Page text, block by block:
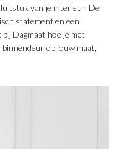
van je interieur. De
statement en een
Dagmaat hoe je met
op jouw maat,